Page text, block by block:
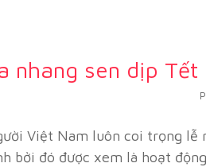
nhang sen dịp
Việt Nam luôn coi trọng
bởi đó được xem là hoạt